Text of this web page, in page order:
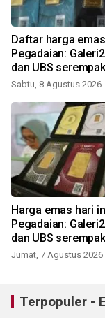
Daftar harga
Pegadaian:
dan UBS
Sabtu, 8 Agustus 2026
Harga emas hari
Pegadaian:
dan UBS
Jumat, 7 Agustus 2026
Terpopuler -